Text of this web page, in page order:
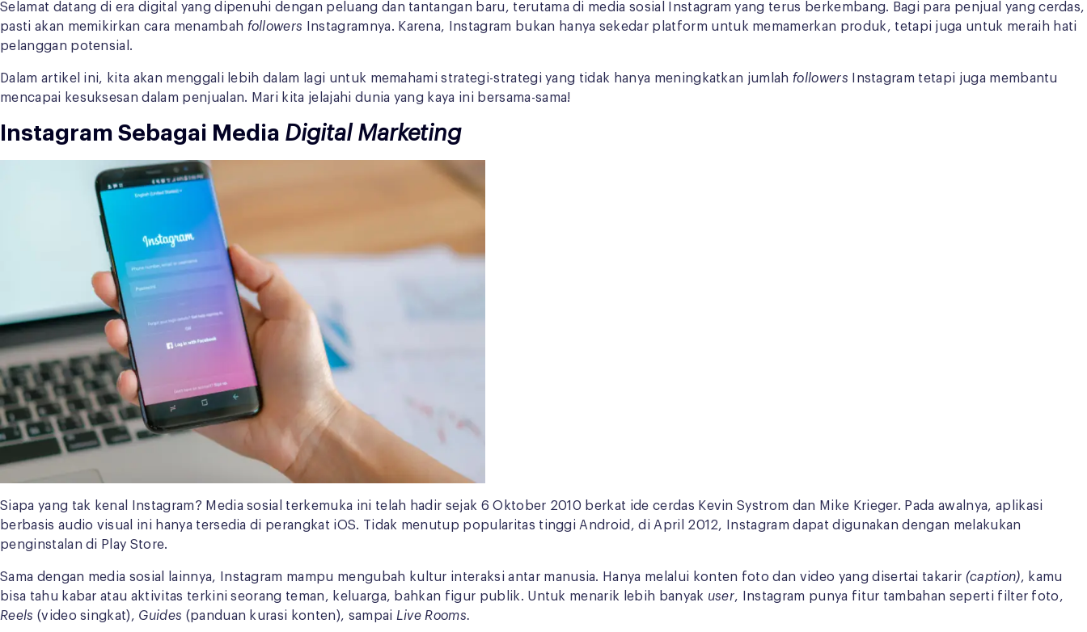
Selamat datang di era digital yang dipenuhi dengan peluang dan tantangan baru, terutama di media sosial Instagram yang terus berkembang. Bagi para penjual yang cerdas,
pasti akan memikirkan cara menambah followers
Instagramnya. Karena, Instagram bukan hanya sekedar platform untuk memamerkan produk, tetapi juga untuk meraih hati
pelanggan potensial.
Dalam artikel ini, kita akan menggali lebih dalam lagi untuk memahami strategi-strategi yang tidak hanya meningkatkan jumlah followers
Instagram tetapi juga membantu
mencapai kesuksesan dalam penjualan. Mari kita jelajahi dunia yang kaya ini bersama-sama!
Instagram Sebagai Media Digital Marketing
Siapa yang tak kenal Instagram? Media sosial terkemuka ini telah hadir sejak 6 Oktober 2010 berkat ide cerdas Kevin Systrom dan Mike Krieger. Pada awalnya, aplikasi
berbasis audio visual ini hanya tersedia di perangkat iOS. Tidak menutup popularitas tinggi Android, di April 2012, Instagram dapat digunakan dengan melakukan
penginstalan di Play Store.
Sama dengan media sosial lainnya, Instagram mampu mengubah kultur interaksi antar manusia. Hanya melalui konten foto dan video yang disertai takarir (caption), kamu
bisa tahu kabar atau aktivitas terkini seorang teman, keluarga, bahkan figur publik. Untuk menarik lebih banyak user, Instagram punya fitur tambahan seperti filter foto,
Reels (video singkat), Guides (panduan kurasi konten), sampai Live Rooms.